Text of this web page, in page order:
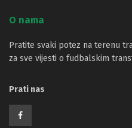
O nama
Pratite svaki potez na terenu
za sve vijesti o fudbalskim
Prati nas